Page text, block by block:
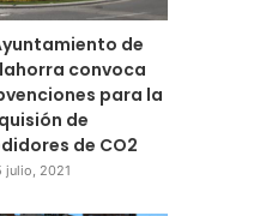
de
convoca
para la
de
de CO2
julio, 2021